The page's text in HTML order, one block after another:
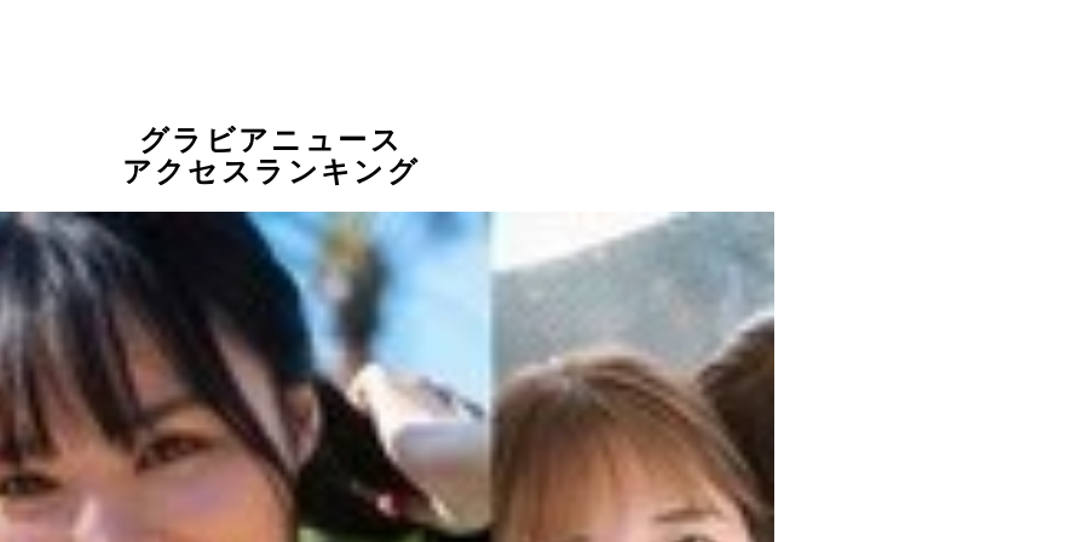
グラビアニュース
アクセスランキング